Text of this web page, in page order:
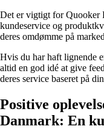
Det er vigtigt for Quooker
kundeservice og
deres omdømme på
Hvis du har haft lignende
altid en god idé at give
deres service baseret på
Positive
Danmark: En